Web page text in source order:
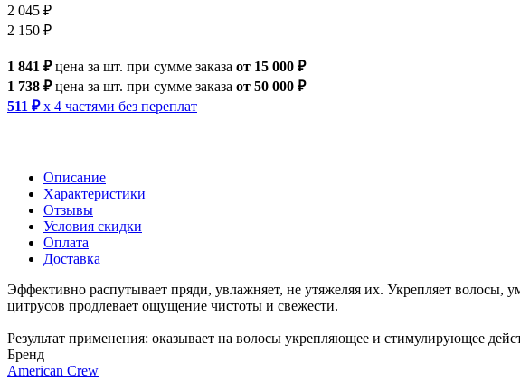
2 045 ₽
2 150 ₽
1 841 ₽цена за шт. при сумме заказа от 15 000 ₽
1 738 ₽цена за шт. при сумме заказа от 50 000 ₽
511 ₽ x 4 частями без переплат
Описание
Характеристики
Отзывы
Условия скидки
Оплата
Доставка
Эффективно распутывает пряди, увлажняет, не утяжеляя их. Укрепляет
цитрусов продлевает ощущение чистоты и свежести.
Результат применения: оказывает на волосы укрепляющее и стимулирующее
Бренд
American Crew